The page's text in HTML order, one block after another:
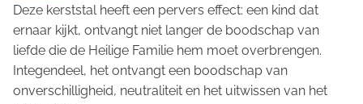
Deze kerststal heeft een pervers effect: een kind dat
ernaar kijkt, ontvangt niet langer de boodschap van
liefde die de Heilige Familie hem moet overbrengen.
Integendeel, het ontvangt een boodschap van
onverschilligheid, neutraliteit en het uitwissen van het